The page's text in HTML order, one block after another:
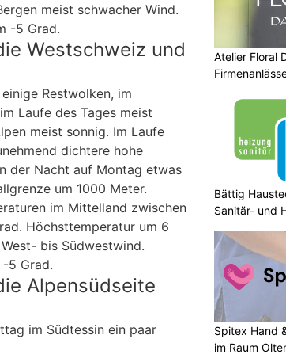
meist schwacher Wind.
-5 Grad.
Westschweiz und
Restwolken, im
Laufe des Tages meist
meist sonnig. Im Laufe
dichtere hohe
der Nacht auf Montag etwas
um 1000 Meter.
im Mittelland zwischen
Höchsttemperatur um 6
bis Südwestwind.
5 Grad.
Alpensüdseite
im Südtessin ein paar
Atelier Floral
Bättig
Sanitär- und
Spitex Hand
im Raum